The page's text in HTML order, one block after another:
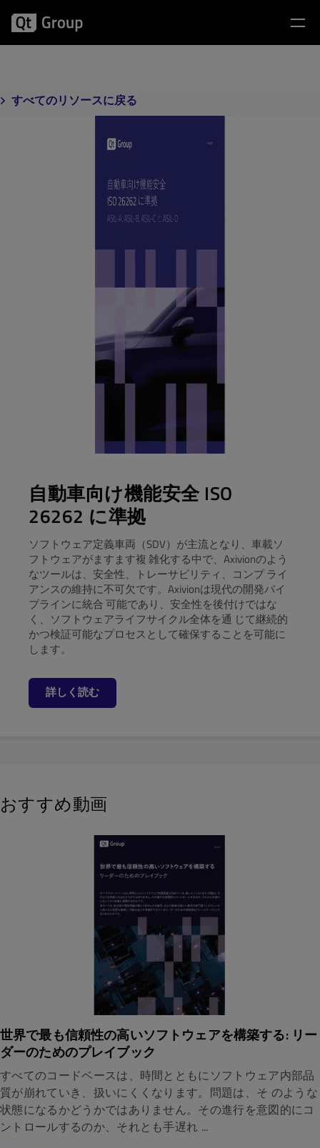
すべてのリソースに戻る
自動車向け機能安全 ISO
26262 に準拠
ソフトウェア定義車両（SDV）が主流となり、車載ソ
フトウェアがますます複 雑化する中で、Axivionのよう
なツールは、安全性、トレーサビリティ、コンプ ライ
アンスの維持に不可欠です。Axivionは現代の開発パイ
プラインに統合 可能であり、安全性を後付けではな
く、ソフトウェアライフサイクル全体を通 じて継続的
かつ検証可能なプロセスとして確保することを可能に
します。
詳しく読む
おすすめ動画
世界で最も信頼性の高いソフトウェアを構築する: リー
ダーのためのプレイブック
すべてのコードベースは、時間とともにソフトウェア内部品
質が崩れていき、扱いにくくなります。問題は、そ のような
状態になるかどうかではありません。その進行を意図的にコ
ントロールするのか、それとも手遅れ ...